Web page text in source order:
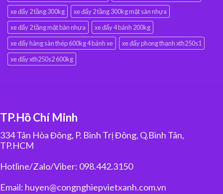
xe đẩy 2 tầng 300kg
xe đẩy 2 tầng 300kg mặt sàn nhựa
xe đẩy 2 tầng mặt bàn nhựa
xe đẩy 4 bánh 200kg
xe đẩy hàng sàn thép 600kg 4 bánh xe
xe đẩy phong thạnh xth250s1
xe đẩy xth250s2 600kg
TP.Hồ Chí Minh
334 Tân Hòa Đông, P. Bình Trị Đông, Q.Bình Tân,
TP.HCM
Hotline/Zalo/Viber: 098.442.3150
Email: huyen@congnghiepvietxanh.com.vn